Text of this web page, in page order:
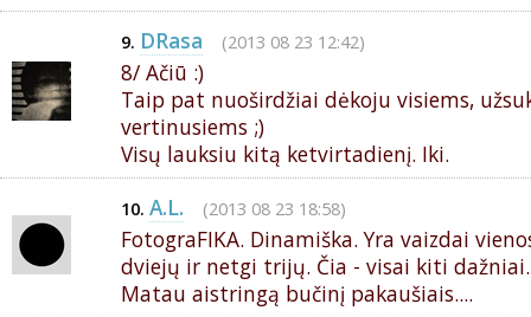
9. DRasa (2013 08 23 12:42)
8/ Ačiū :)
Taip pat nuoširdžiai dėkoju visiems,
vertinusiems ;)
Visų lauksiu kitą ketvirtadienį. Iki.
10. A.L. (2013 08 23 18:58)
FotograFIKA. Dinamiška. Yra vaizdai
dviejų ir netgi trijų. Čia - visai kiti
Matau aistringą bučinį pakaušiais....